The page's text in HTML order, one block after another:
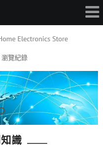
瀏覽紀錄
識